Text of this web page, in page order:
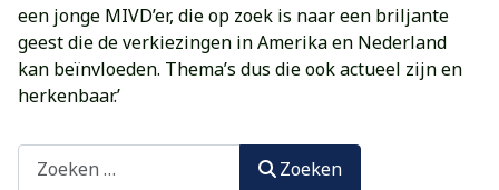
een jonge MIVD’er, die op zoek is naar een briljante
geest die de verkiezingen in Amerika en Nederland
kan beïnvloeden. Thema’s dus die ook actueel zijn en
herkenbaar.’
Zoeken
Zoeken